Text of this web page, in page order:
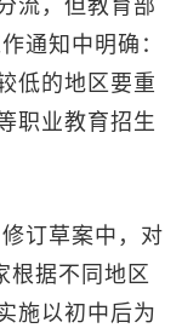
，但教育部
通知中明确：
低的地区要重
职业教育招生
订草案中，对
根据不同地区
施以初中后为